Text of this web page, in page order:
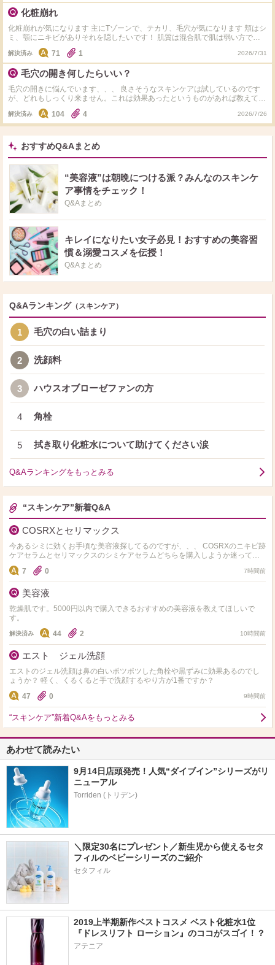
ビタミンCを使っています。 お風呂上がりや、スキンケア直後は目立ちにくい
のですが10分ぐらい経つといつも元に戻ってしまいます。 オススメのスキン
ケア教えてください
化粧崩れ
化粧崩れが気になります 主にTゾーンで、テカリ、毛穴が気になります 頬はシ
ミ、顎にニキビがありそれを隠したいです！ 肌質は混合肌で肌は弱い方です
今はアルビオンの下地とパウダーファンデーションを使っています！ おすす
めの下地、ファンデーションを教えて頂きたいです マット肌が好きで、ベタ
つくのは苦手です！ よろしくお願いいたします！
解決済み 71 1 2026/7/31
毛穴の開き何したらいい？
毛穴の開きに悩んでいます、、、 良さそうなスキンケアは試しているのです
が、どれもしっくり来ません。これは効果あったというものがあれば教えてく
解決済み 104 4 2026/7/26
おすすめQ&Aまとめ
“美容液”は朝晩につける派？みんなのスキンケ
ア事情をチェック！
Q&Aまとめ
キレイになりたい女子必見！おすすめの美容習
慣＆溺愛コスメを伝授！
Q&Aまとめ
Q&Aランキング （スキンケア）
1 毛穴の白い詰まり
2 洗顔料
3 ハウスオブローゼファンの方
4 角栓
5 拭き取り化粧水について助けてください涙
Q&Aランキングをもっとみる
“スキンケア”新着Q&A
COSRXとセリマックス
今あるシミに効くお手頃な美容液探してるのですが、、、 COSRXのニキビ跡
ケアセラムとセリマックスのシミケアセラムどちらを購入しようか迷ってま
す。 実際使用された事ある方是非おすすめ教えて…
7 0 7時間前
美容液
乾燥肌です。5000円以内で購入できるおすすめの美容液を教えてほしいで
す。
解決済み 44 2 10時間前
エスト ジェル洗顔
エストのジェル洗顔は鼻の白いポツポツした角栓や黒ずみに効果あるのでし
ょうか？ 軽く、くるくると手で洗顔するやり方が1番ですか？
47
0 9時間前
“スキンケア”新着Q&Aをもっとみる
あわせて読みたい
9月14日店頭発売！人気“ダイブイン”シリーズがリ
ニューアル
＼限定30名にプレゼント／新生児から使えるセタ
フィルのベビーシリーズのご紹介
セタフィル
2019上半期新作ベストコスメ ベスト化粧水1位
『ドレスリフト ローション』のココがスゴイ！？
アテニア